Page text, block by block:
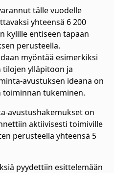
tälle vuodelle
yhteensä 6 200
kylille entiseen tapaan
perusteella.
myöntää esimerkiksi
ylläpitoon ja
avustuksen ideana on
toiminnan tukeminen.
avustushakemukset on
aktiivisesti toimiville
perusteella yhteensä 5
pyydettiin esittelemään